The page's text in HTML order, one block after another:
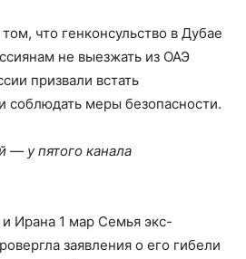
что генконсульство в Дубае
не выезжать из ОАЭ
призвали встать
соблюдать меры безопасности.
— у пятого канала
Ирана 1 мар Семья экс-
заявления о его гибели